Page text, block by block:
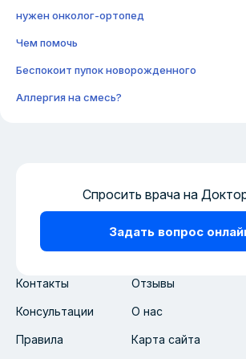
нужен онколог-ортопед
Чем помочь
Беспокоит пупок новорожденного
Аллергия на смесь?
Контакты Отзывы
Консультации О нас
Правила Карта сайта
Спросить врача на
Задать вопрос